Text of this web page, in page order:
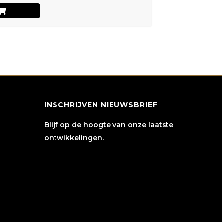
INSCHRIJVEN NIEUWSBRIEF
Blijf op de hoogte van onze laatste
ontwikkelingen.